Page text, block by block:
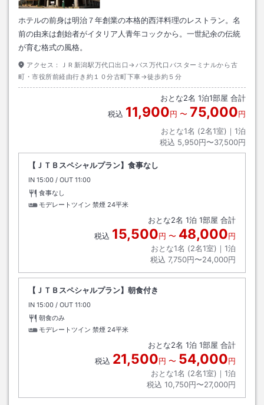
ホテルの前身は明治７年創業の本格的西洋料理のレストラン。名
前の由来は創始者がイタリア人青年コックから。一世紀余の伝統
が育む格式の風格。
アクセス：
ＪＲ新潟駅万代口出口→バス万代口バスターミナルから古
町・市役所前経由行き約１０分古町下車→徒歩約５分
おとな2名 1泊1部屋 合計
税込 11,900円 〜 75,000円
おとな1名 (2名1室)｜ 1泊
税込 5,950円〜37,500円
【ＪＴＢスペシャルプラン】食事なし
IN チェックイン
15:00 / OUT チェックアウト
11:00
食事なし
モデレートツイン 禁煙 24平米
おとな2名 1泊 1部屋 合計
税込 15,500円 〜 48,000円
おとな1名 (2名1室)｜ 1泊
税込 7,750円〜24,000円
【ＪＴＢスペシャルプラン】朝食付き
IN チェックイン
15:00 / OUT チェックアウト
11:00
朝食のみ
モデレートツイン 禁煙 24平米
おとな2名 1泊 1部屋 合計
税込 21,500円 〜 54,000円
おとな1名 (2名1室)｜ 1泊
税込 10,750円〜27,000円